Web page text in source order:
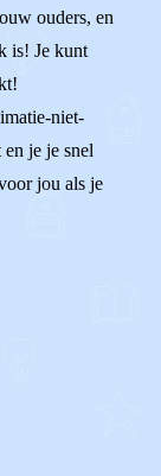
ouders, en
is! Je kunt
niet-
je je snel
jou als je